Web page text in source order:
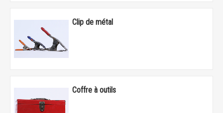
Clip de métal
Coffre à outils